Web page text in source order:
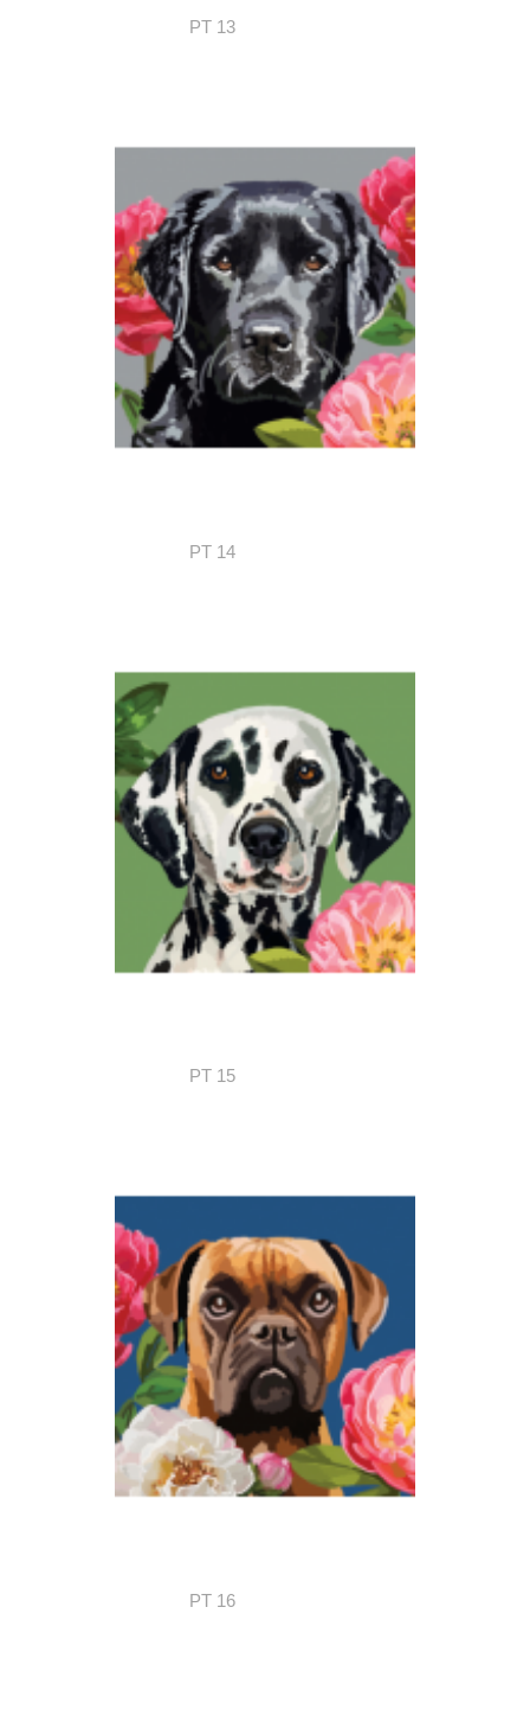
PT 13
PT 14
PT 15
PT 16